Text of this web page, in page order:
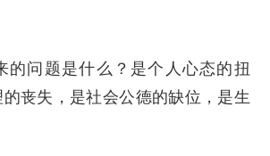
问题是什么？是个人心态的扭
丧失，是社会公德的缺位，是生